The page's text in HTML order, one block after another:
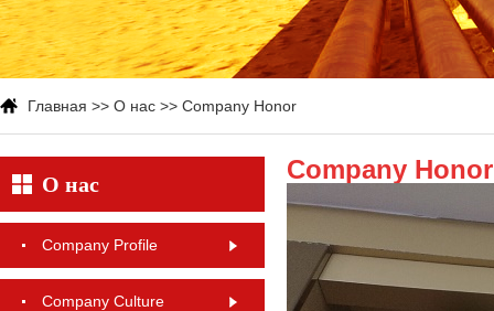
Главная >> О нас >> Company Honor
О нас
Company Profile
Company Culture
Company Honor